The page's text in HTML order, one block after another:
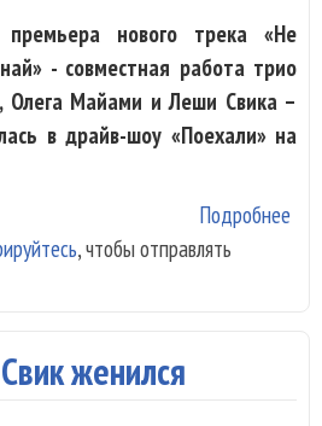
нового трека «Не
- совместная работа трио
Олега Майами и Леши Свика –
в драйв-шоу «Поехали» на
Подробнее
, чтобы отправлять
женился